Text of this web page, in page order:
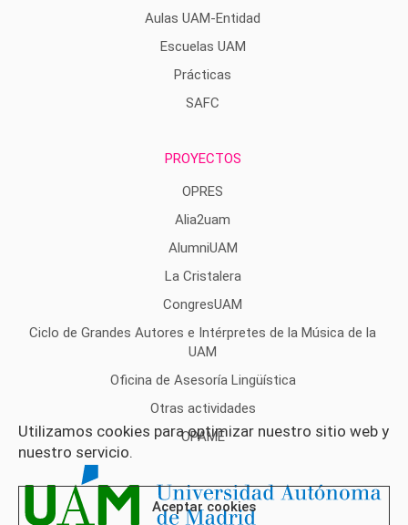
Utilizamos cookies para optimizar nuestro sitio web y
nuestro servicio.
Aceptar cookies
Aulas UAM-Entidad
Escuelas UAM
Prácticas
SAFC
PROYECTOS
OPRES
Alia2uam
AlumniUAM
La Cristalera
CongresUAM
Ciclo de Grandes Autores e Intérpretes de la Música de la
UAM
Oficina de Asesoría Lingüística
Otras actividades
OPAME